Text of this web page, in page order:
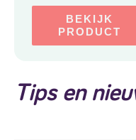
BEKIJK
PRODUCT
Tips en